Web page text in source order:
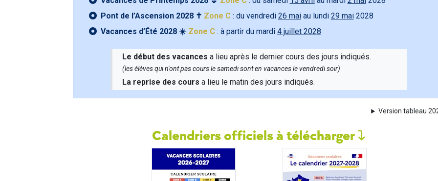
Pont de l’Ascension 2028 ✝️ Zone C: du vendredi 26 maiau lundi 29 mai2028
Vacances d’Été 2028 ☀️ Zone C: à partir du mardi 4 juillet 2028
Le début des vacances a lieu après le dernier cours des jours indiqués.
(les élèves qui n'ont pas cours le samedi sont en vacances le vendredi soir)
La reprise des cours a lieu le matin des jours indiqués.
Version tableau
Calendriers officiels à télécharger